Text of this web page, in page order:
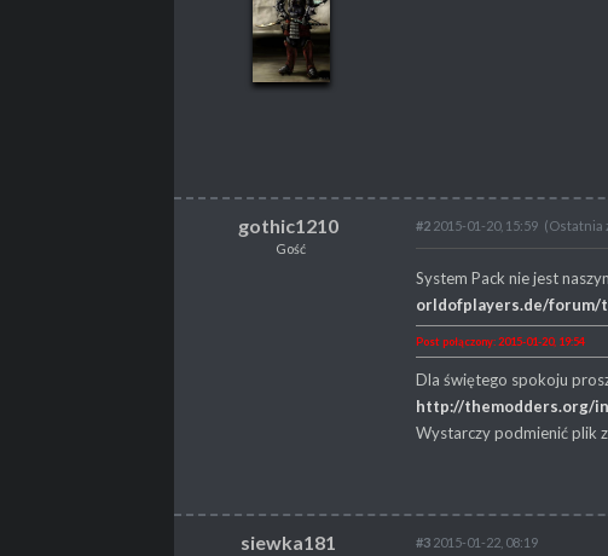
gothic1210
Gość
#2 2015-01-20, 15:59 (Ostatnia
System Pack nie jest
orldofplayers.de/forum/
Post połączony: 2015-01-20, 19:54
Dla świętego spokoju
http://themodders.org/
Wystarczy podmienić plik
siewka181
#3 2015-01-22, 08:19